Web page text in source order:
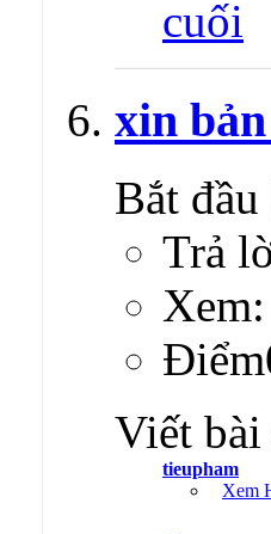
xin
Bắt
Trả
Viết
tieupham
Xem